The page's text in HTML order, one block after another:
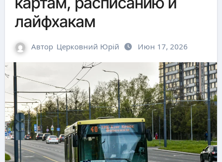
лайфхакам
Автор Церковний Юрій Июн 17, 2026